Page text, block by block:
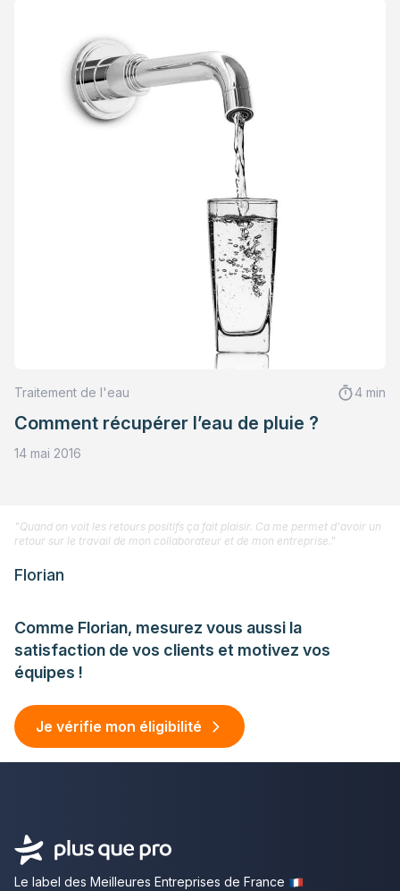
Traitement de l'eau 4 min
Comment récupérer l’eau de pluie ?
14 mai 2016
Comme Florian, mesurez vous aussi la
satisfaction de vos clients et motivez vos
équipes !
Je vérifie mon éligibilité
"Quand on voit les retours positifs ça fait plaisir. Ca me permet d'avoir un
retour sur le travail de mon collaborateur et de mon entreprise."
Florian
Le label des Meilleures Entreprises de France